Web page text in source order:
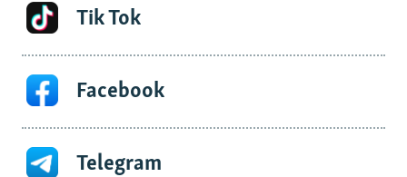
Tik Tok
Facebook
Telegram